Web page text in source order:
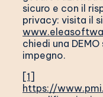
sicuro e con il
privacy: visita il
chiedi una
impegno.
[1]
https://